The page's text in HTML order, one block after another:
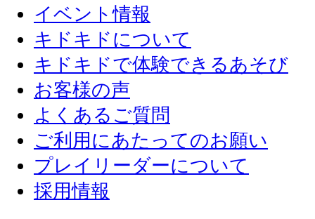
イベント情報
キドキドについて
キドキドで体験できるあそび
お客様の声
よくあるご質問
ご利用にあたってのお願い
プレイリーダーについて
採用情報